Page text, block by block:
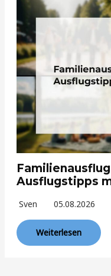
Ausflugstipps
Sven 05.08.2026
Weiterlesen